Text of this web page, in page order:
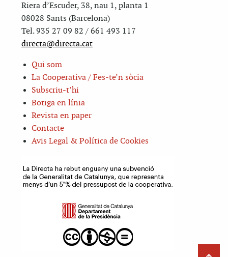
Riera d’Escuder, 38, nau 1, planta 1
08028 Sants (Barcelona)
Tel. 935 27 09 82 / 661 493 117
directa@directa.cat
Qui som
La Cooperativa / Fes-te’n sòcia
Subscriu-t’hi
Botiga en línia
Revista en paper
Contacte
Avis Legal & Política de Cookies